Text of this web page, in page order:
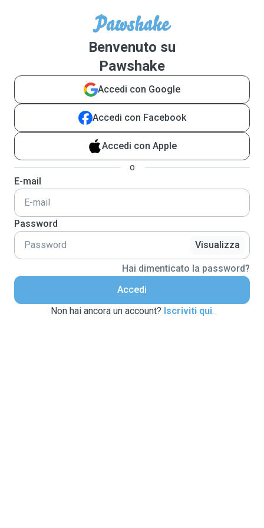
Benvenuto su
Pawshake
Accedi con Google
Accedi con Facebook
Accedi con Apple
o
E-mail
Password
Visualizza
Hai dimenticato la password?
Accedi
Non hai ancora un account? Iscriviti qui.